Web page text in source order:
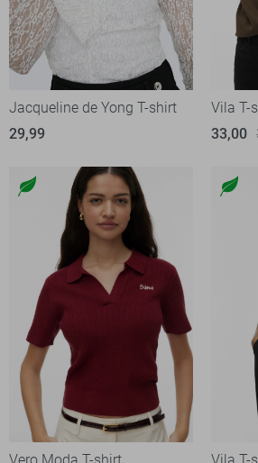
Jacqueline de Yong T-shirt
29,99
Vila T-
33,00